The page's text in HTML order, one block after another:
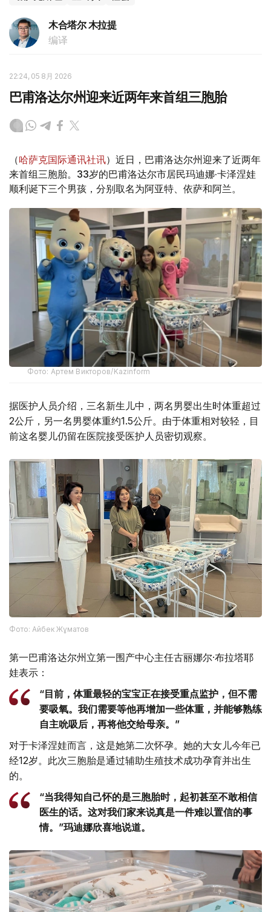
木合塔尔 木拉提
编译
22:24, 05 8月 2026
巴甫洛达尔州迎来近两年来首组三胞胎
（哈萨克国际通讯社讯）近日，巴甫洛达尔州迎来了近两年
来首组三胞胎。33岁的巴甫洛达尔市居民玛迪娜·卡泽涅娃
顺利诞下三个男孩，分别取名为阿亚特、依萨和阿兰。
Фото: Артем Викторов/Kazinform
据医护人员介绍，三名新生儿中，两名男婴出生时体重超过
2公斤，另一名男婴体重约1.5公斤。由于体重相对较轻，目
前这名婴儿仍留在医院接受医护人员密切观察。
Фото: Айбек Жұматов
第一巴甫洛达尔州立第一围产中心主任古丽娜尔·布拉塔耶
娃表示：
“目前，体重最轻的宝宝正在接受重点监护，但不需
要吸氧。我们需要等他再增加一些体重，并能够熟练
自主吮吸后，再将他交给母亲。”
对于卡泽涅娃而言，这是她第二次怀孕。她的大女儿今年已
经12岁。此次三胞胎是通过辅助生殖技术成功孕育并出生
的。
“当我得知自己怀的是三胞胎时，起初甚至不敢相信
医生的话。这对我们家来说真是一件难以置信的事
情。”玛迪娜欣喜地说道。